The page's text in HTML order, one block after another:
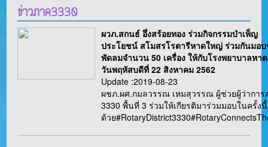
ข่าวภาค3330
ผวภ.สกนธ์ อึ่งสร้อยทอง ร่วมกิจกรรมบำเพ็ญ
ประโยชน์ สโมสรโรตารีหาดใหญ่ ร่วมกันมอ
พัดลมจำนวน 50 เครื่อง ให้กับโรงพยาบาลหา
วันพฤหัสบดีที่ 22 สิงหาคม 2562
Update :2019-08-23
ผชภ.ผศ.กมลวรรณ เหมสุวรรณ ผู้ช่วยผู้ว่าการ
3330 พื้นที่ 3 ร่วมให้เกียรติมาร่วมมอบในครั้งนี้
ด้วย